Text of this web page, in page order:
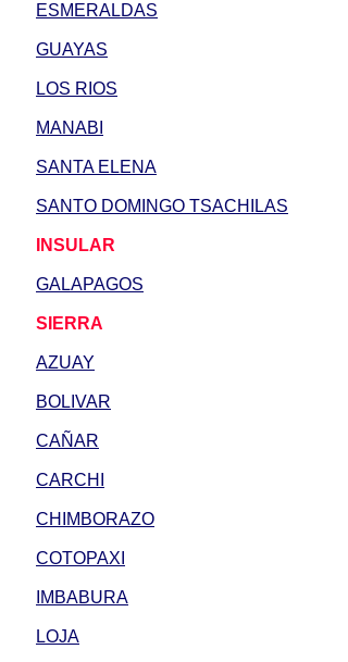
ESMERALDAS
GUAYAS
LOS RIOS
MANABI
SANTA ELENA
SANTO DOMINGO TSACHILAS
INSULAR
GALAPAGOS
SIERRA
AZUAY
BOLIVAR
CAÑAR
CARCHI
CHIMBORAZO
COTOPAXI
IMBABURA
LOJA